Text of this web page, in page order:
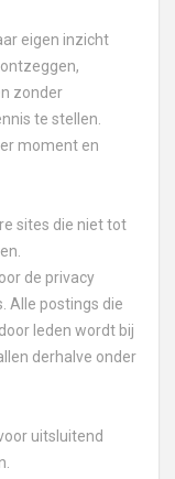
eigen inzicht
zonder
te stellen.
moment en
sites die niet tot
de privacy
Alle postings die
leden wordt bij
derhalve onder
uitsluitend